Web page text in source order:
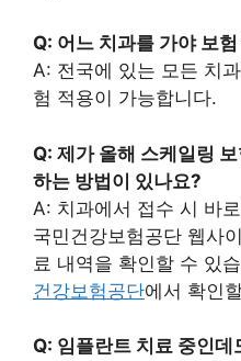
Q: 어느 치과를 가야 보
A: 전국에 있는 모든 치
험 적용이 가능합니다.
Q: 제가 올해 스케일링
하는 방법이 있나요?
A: 치과에서 접수 시 바
국민건강보험공단 웹사
료 내역을 확인할 수 있
건강보험공단에서 확인
Q: 임플란트 치료 중인데